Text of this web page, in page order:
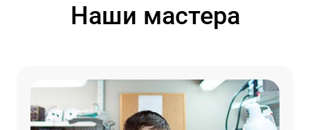
Наши мастера